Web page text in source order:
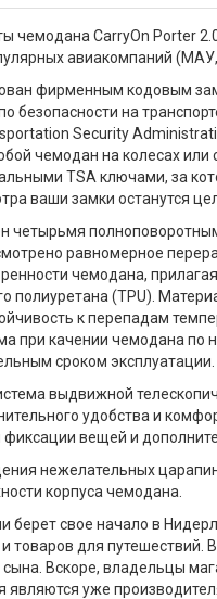
чемодана CarryOn Porter
авиакомпаний (МАУ,
фирменным кодовым
безопасности на
Security
чемодан на колесах или
TSA ключами, за
ваши замки останутся
четырьмя
равномерное
чемодана,
полиуретана (TPU).
к перепадам
при качении чемодана по
сроком эксплуатации.
выдвижной
удобства и
вещей и
нежелательных царапин
корпуса чемодана.
берет свое начало в
товаров для путешествий.
сына. Вскоре, владельцы
являются уже